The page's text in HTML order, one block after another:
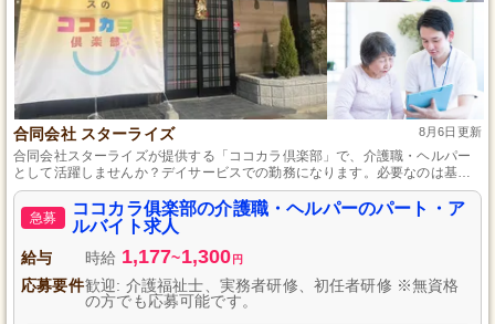
合同会社 スターライズ 8月6日更新
合同会社スターライズが提供する「ココカラ倶楽部」で、介護職・ヘルパー
として活躍しませんか？デイサービスでの勤務になります。必要なのは基礎
程度のPC操作ができることだけ。パート・アルバイトとして柔軟な働き方が
可能です。心温まる環境で、あなたのスキルを活かして一緒に働きましょ
う。ぜひご応募ください！
急募
ココカラ俱楽部の介護職・ヘルパーのパート・ア
ルバイト求人
給与 時給 1,177~1,300 円
応募要件歓迎: 介護福祉士、実務者研修、初任者研修 ※無資格
の方でも応募可能です。